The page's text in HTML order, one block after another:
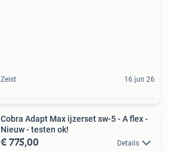
Zeist 16 jun 26
Cobra Adapt Max ijzerset sw-5 - A flex -
Nieuw - testen ok!
€ 775,00 Details